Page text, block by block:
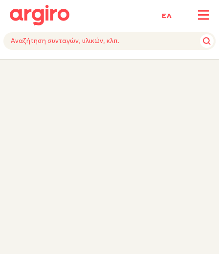
ΕΛ
ΥΛΙΚΑΕΚΤΕΛΕΣΗΕΞΟΠΛΙΣΜΟΣ